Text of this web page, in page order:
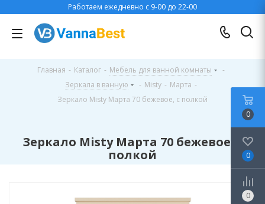
Работаем ежедневно с 9-00 до 22-00
Главная - Каталог - Мебель для ванной комнаты
-
Зеркала в ванную
- Misty - Марта -
Зеркало Misty Марта 70 бежевое, с полкой
Зеркало Misty Марта 70 бежевое, с
полкой
0
0
0